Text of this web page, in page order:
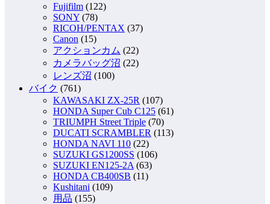
Fujifilm (122)
SONY (78)
RICOH/PENTAX (37)
Canon (15)
アクションカム (22)
カメラバッグ沼 (22)
レンズ沼 (100)
バイク (761)
KAWASAKI ZX-25R (107)
HONDA Super Cub C125 (61)
TRIUMPH Street Triple (70)
DUCATI SCRAMBLER (113)
HONDA NAVI 110 (22)
SUZUKI GS1200SS (106)
SUZUKI EN125-2A (63)
HONDA CB400SB (11)
Kushitani (109)
用品 (155)